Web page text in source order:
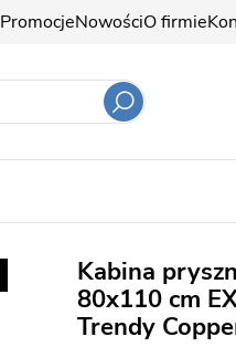
PromocjeNowościO firmie
Kabina
80x110 cm
Trendy